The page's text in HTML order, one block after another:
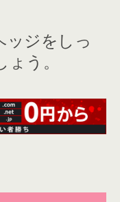
ッジをしっ
ょう。